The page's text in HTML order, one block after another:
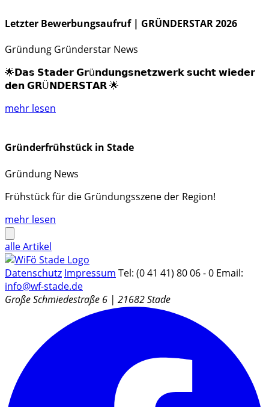
Letzter Bewerbungsaufruf | GRÜNDERSTAR 2026
Gründung Gründerstar News
🌟𝗗𝗮𝘀 𝗦𝘁𝗮𝗱𝗲𝗿 𝗚𝗿ü𝗻𝗱𝘂𝗻𝗴𝘀𝗻𝗲𝘁𝘇𝘄𝗲𝗿𝗸 𝘀𝘂𝗰𝗵𝘁 𝘄𝗶𝗲𝗱𝗲𝗿
𝗱𝗲𝗻 𝗚𝗥Ü𝗡𝗗𝗘𝗥𝗦𝗧𝗔𝗥 🌟
mehr lesen
Gründerfrühstück in Stade
Gründung News
Frühstück für die Gründungsszene der Region!
mehr lesen
alle Artikel
Datenschutz Impressum Tel: (0 41 41) 80 06 - 0 Email:
info@wf-stade.de
Große Schmiedestraße 6 | 21682 Stade